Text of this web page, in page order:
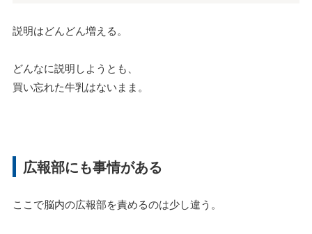
説明はどんどん増える。
どんなに説明しようとも、
買い忘れた牛乳はないまま。
広報部にも事情がある
ここで脳内の広報部を責めるのは少し違う。